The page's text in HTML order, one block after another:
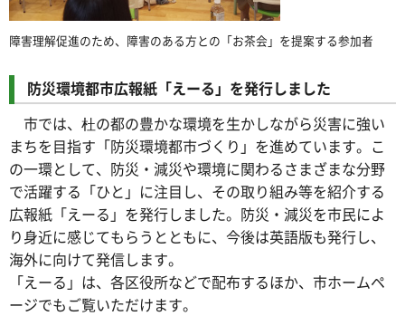
障害理解促進のため、障害のある方との「お茶会」を提案する参加者
防災環境都市広報紙「えーる」を発行しました
市では、杜の都の豊かな環境を生かしながら災害に強い
まちを目指す「防災環境都市づくり」を進めています。こ
の一環として、防災・減災や環境に関わるさまざまな分野
で活躍する「ひと」に注目し、その取り組み等を紹介する
広報紙「えーる」を発行しました。防災・減災を市民によ
り身近に感じてもらうとともに、今後は英語版も発行し、
海外に向けて発信します。
「えーる」は、各区役所などで配布するほか、市ホームペ
ージでもご覧いただけます。